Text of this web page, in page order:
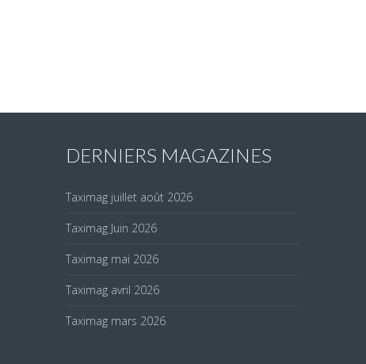
DERNIERS MAGAZINES
Taximag juillet août 2026
Taximag Juin 2026
Taximag mai 2026
Taximag avril 2026
Taximag mars 2026